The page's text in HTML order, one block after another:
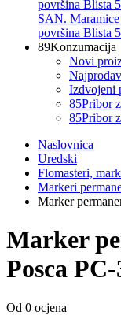
SAN.
površina Blista
89Konzumacija
Novi
Izdvojeni
85Pribor
85Pribor
Naslovnica
Uredski
Flomasteri,
Markeri
Marker
Marker
Posca
Od 0 ocjena